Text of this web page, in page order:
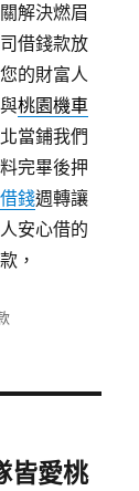
解決燃眉
借錢款放
的財富人
桃園機車
當鋪我們
完畢後押
錢週轉讓
安心借的
，
皆愛桃